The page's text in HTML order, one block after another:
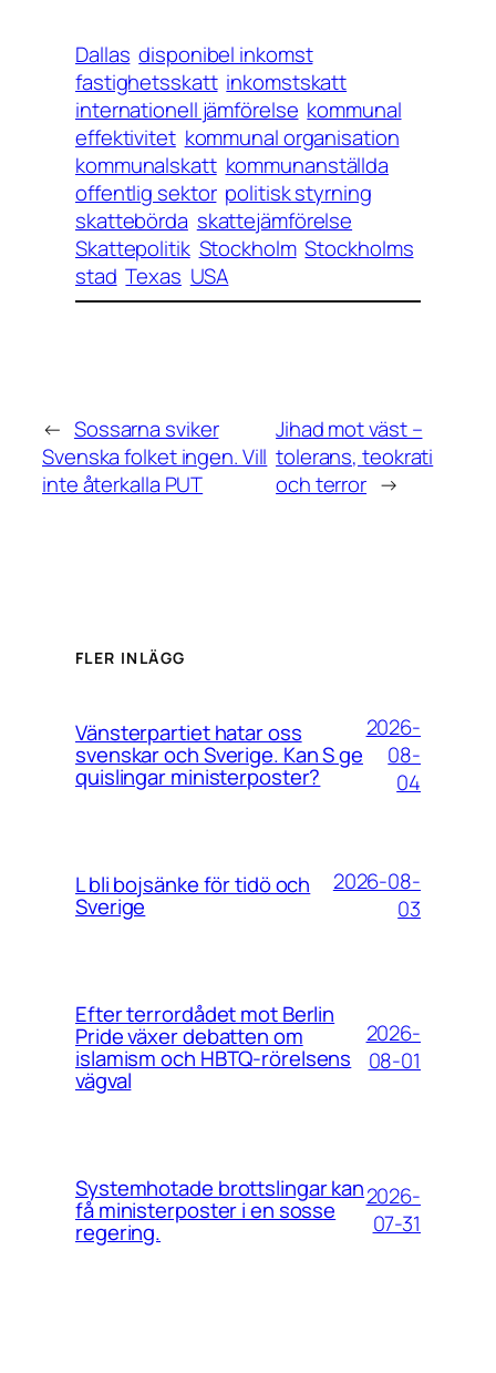
Dallas disponibel inkomst
fastighetsskatt inkomstskatt
internationell jämförelse kommunal
effektivitet kommunal organisation
kommunalskatt kommunanställda
offentlig sektor politisk styrning
skattebörda skattejämförelse
Skattepolitik Stockholm Stockholms
stad Texas USA
← Sossarna sviker
Svenska folket ingen. Vill
inte återkalla PUT
Jihad mot väst –
tolerans, teokrati
och terror →
FLER INLÄGG
Vänsterpartiet hatar oss
svenskar och Sverige. Kan S ge
quislingar ministerposter?
2026-
08-
04
L bli bojsänke för tidö och
Sverige
2026-08-
03
Efter terrordådet mot Berlin
Pride växer debatten om
islamism och HBTQ-rörelsens
vägval
2026-
08-01
Systemhotade brottslingar kan
få ministerposter i en sosse
regering.
2026-
07-31